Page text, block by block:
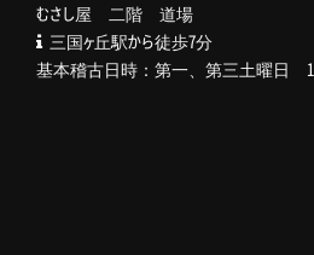
むさし屋 二階 道場
三国ヶ丘駅から徒歩7分
基本稽古日時：第一、第三土曜日